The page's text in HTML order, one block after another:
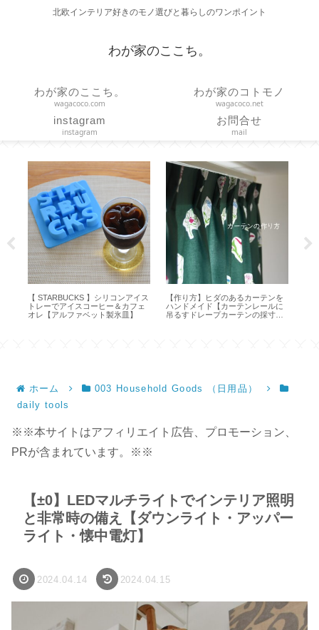
北欧インテリア好きのモノ選びと暮らしのワンポイント
わが家のここち。
わが家のここち。
wagacoco.com
わが家のコトモノ
wagacoco.net
instagram
instagram
お問合せ
mail
【 STARBUCKS 】シリコンアイス
トレーでアイスコーヒー＆カフェ
オレ【アルファベット製氷皿】
【作り方】ヒダのあるカーテンを
ハンドメイド【カーテンレールに
吊るすドレープカーテンの採寸・
ホーム
003 Household Goods （日用品）
daily tools
※※本サイトはアフィリエイト広告、プロモーション、
PRが含まれています。※※
【±0】LEDマルチライトでインテリア照明
と非常時の備え【ダウンライト・アッパー
ライト・懐中電灯】
2024.04.14 2024.04.15